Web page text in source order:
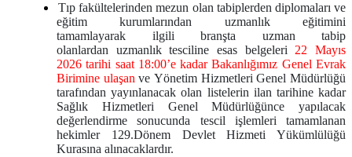
Tıp fakültelerinden mezun olan tabiplerden diplomaları ve
eğitim kurumlarından uzmanlık eğitimini
tamamlayarak ilgili branşta uzman tabip
olanlardan uzmanlık tesciline esas belgeleri 22 Mayıs
2026 tarihi saat 18:00’e kadar Bakanlığımız Genel Evrak
Birimine ulaşanve Yönetim Hizmetleri Genel Müdürlüğü
tarafından yayınlanacak olan listelerin ilan tarihine kadar
Sağlık Hizmetleri Genel Müdürlüğünce yapılacak
değerlendirme sonucunda tescil işlemleri tamamlanan
hekimler 129.Dönem Devlet Hizmeti Yükümlülüğü
Kurasına alınacaklardır.